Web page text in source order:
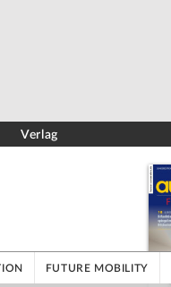
Verlag
FUTURE MOBILITY